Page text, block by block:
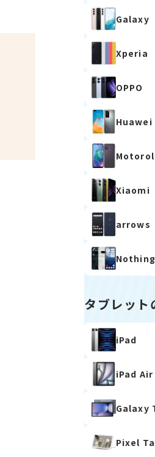
Galaxy
Xperia
OPPO
Huawei
Xiaomi
arrows
タブレット
iPad
iPad Air
Galaxy
Pixel